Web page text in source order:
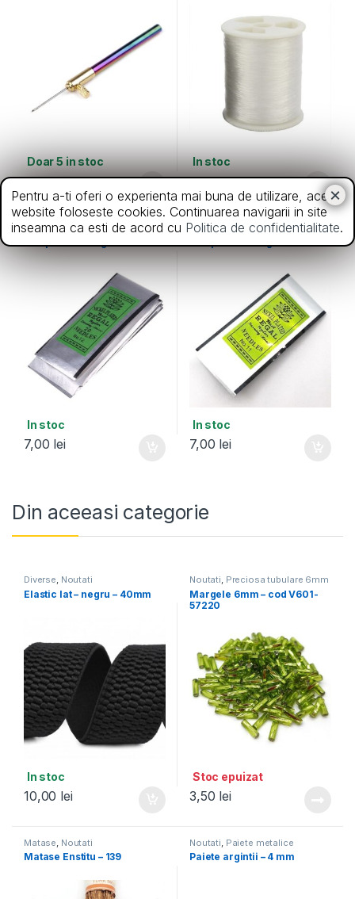
Doar 5 in stoc
67,00lei
In stoc
3,50lei
Ace
In stoc
7,00 lei
Ace
In stoc
7,00 lei
Din aceeasi categorie
Diverse, Noutati
Elastic lat – negru – 40mm
In stoc
10,00 lei
Noutati, Preciosa tubulare 6mm
Margele 6mm – cod V601-
57220
Stoc epuizat
3,50 lei
Matase Noutati
Matase Enstitu – 139
Noutati Paiete metalice
Paiete argintii – 4 mm
Pentru a-ti oferi o experienta mai buna de utilizare, acest
website foloseste cookies. Continuarea navigarii in site
inseamna ca esti de acord cu Politica de confidentialitate.